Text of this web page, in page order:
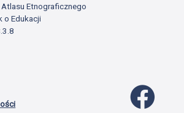
Etnograficznego
o Edukacji